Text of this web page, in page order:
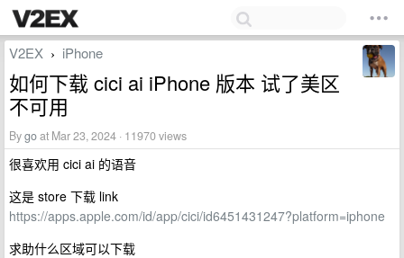
V2EX › iPhone
如何下载 cici ai iPhone 版本 试了美区
不可用
Bygoat Mar 23, 2024 · 11970 views
很喜欢用 cici ai 的语音
这是 store 下载 link
https://apps.apple.com/id/app/cici/id6451431247?platform=iphone
求助什么区域可以下载